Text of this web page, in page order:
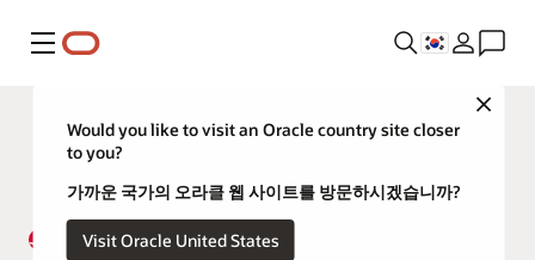
메뉴
Close
Would you like to visit an Oracle country site closer
to you?
가까운 국가의 오라클 웹 사이트를 방문하시겠습니까?
Visit Oracle United States